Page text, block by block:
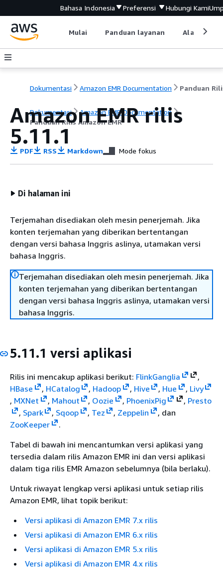
Bahasa Indonesia Preferensi Hubungi Kami
Mulai Panduan layanan Alat
Dokumentasi Amazon EMR Documentation
Dokumentasi
Amazon EMR Documentation
Panduan Rilis Amazon EMR
Amazon EMR rilis
5.11.1
PDF RSS Markdown Mode fokus
Di halaman ini
Terjemahan disediakan oleh mesin penerjemah. Jika
konten terjemahan yang diberikan bertentangan
dengan versi bahasa Inggris aslinya, utamakan versi
bahasa Inggris.
Terjemahan disediakan oleh mesin penerjemah. Jika
konten terjemahan yang diberikan bertentangan
dengan versi bahasa Inggris aslinya, utamakan versi
bahasa Inggris.
5.11.1 versi aplikasi
Rilis ini mencakup aplikasi berikut: FlinkGanglia
,
HBase
, HCatalog , Hadoop , Hive , Hue , Livy
, MXNet , Mahout , Oozie , PhoenixPig , Presto
, Spark , Sqoop , Tez , Zeppelin
, dan
ZooKeeper
.
Tabel di bawah ini mencantumkan versi aplikasi yang
tersedia dalam rilis Amazon EMR ini dan versi aplikasi
dalam tiga rilis EMR Amazon sebelumnya (bila berlaku).
Untuk riwayat lengkap versi aplikasi untuk setiap rilis
Amazon EMR, lihat topik berikut:
Versi aplikasi di Amazon EMR 7.x rilis
Versi aplikasi di Amazon EMR 6.x rilis
Versi aplikasi di Amazon EMR 5.x rilis
Versi aplikasi di Amazon EMR 4.x rilis